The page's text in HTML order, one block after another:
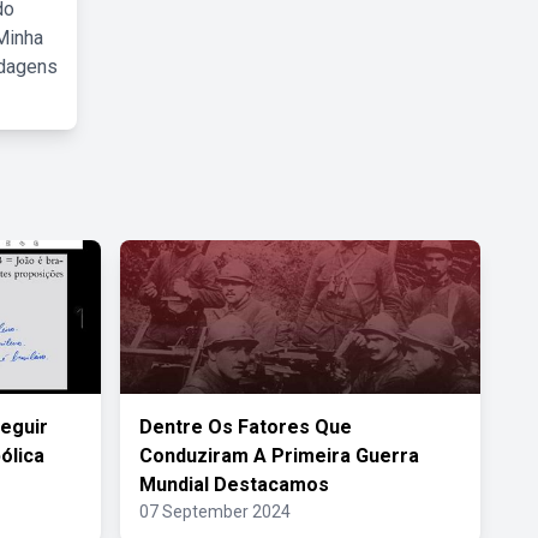
Dentre Os Fatores Que
Conduziram A Primeira Guerra
Mundial Destacamos
07 September 2024